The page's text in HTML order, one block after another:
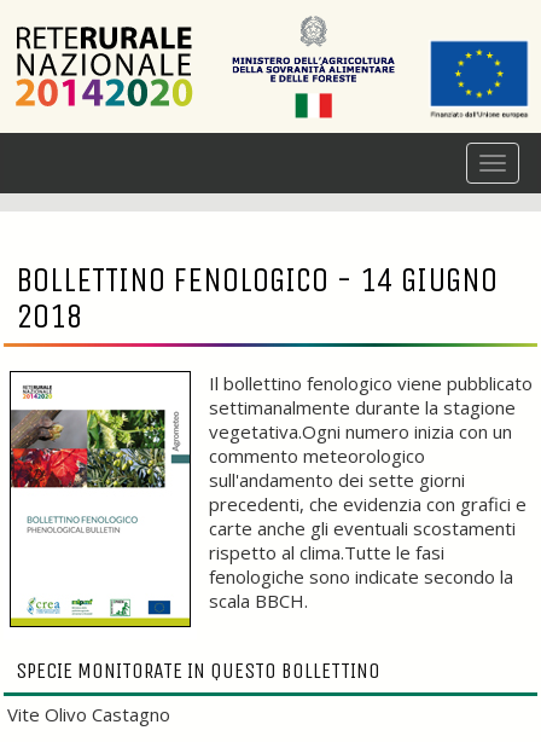
BOLLETTINO FENOLOGICO - 14 GIUGNO
2018
Il bollettino fenologico viene pubblicato
settimanalmente durante la stagione
vegetativa.Ogni numero inizia con un
commento meteorologico
sull'andamento dei sette giorni
precedenti, che evidenzia con grafici e
carte anche gli eventuali scostamenti
rispetto al clima.Tutte le fasi
fenologiche sono indicate secondo la
scala BBCH.
SPECIE MONITORATE IN QUESTO BOLLETTINO
Vite Olivo Castagno